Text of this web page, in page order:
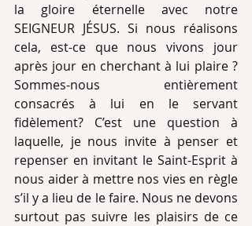
la gloire éternelle avec notre
SEIGNEUR JÉSUS. Si nous réalisons
cela, est-ce que nous vivons jour
après jour en cherchant à lui plaire ?
Sommes-nous entièrement
consacrés à lui en le servant
fidèlement? C’est une question à
laquelle, je nous invite à penser et
repenser en invitant le Saint-Esprit à
nous aider à mettre nos vies en règle
s’il y a lieu de le faire. Nous ne devons
surtout pas suivre les plaisirs de ce